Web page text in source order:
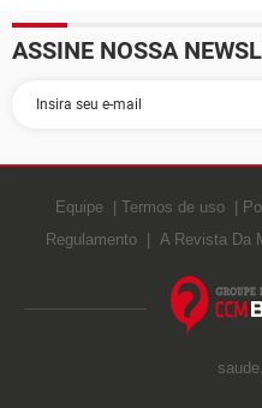
ASSINE NOSSA
Equipe Termos de uso
Regulamento
A Revista Da